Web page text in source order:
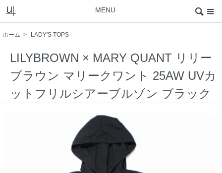
MENU
ホーム > LADY'S TOPS
LILYBROWN × MARY QUANT リリー
ブラウン マリークワント 25AW UVカ
ットフリルシアーブルゾン ブラック